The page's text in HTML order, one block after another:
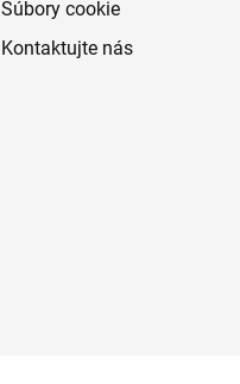
Súbory cookie
Kontaktujte nás